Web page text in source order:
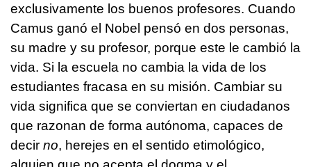
exclusivamente los buenos profesores. Cuando
Camus ganó el Nobel pensó en dos personas,
su madre y su profesor, porque este le cambió la
vida. Si la escuela no cambia la vida de los
estudiantes fracasa en su misión. Cambiar su
vida significa que se conviertan en ciudadanos
que razonan de forma autónoma, capaces de
decir no, herejes en el sentido etimológico,